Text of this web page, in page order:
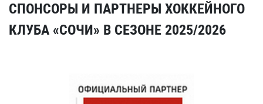
СПОНСОРЫ И ПАРТНЕРЫ ХОККЕЙНОГО
КЛУБА «СОЧИ» В СЕЗОНЕ 2025/2026